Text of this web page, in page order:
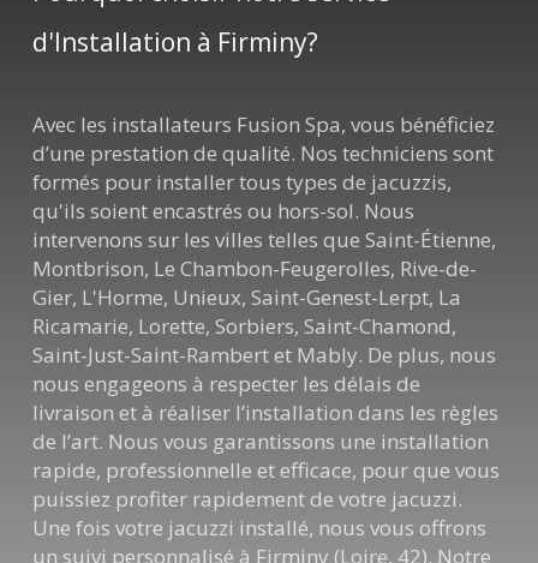
d'Installation à Firminy?
Avec les installateurs Fusion Spa, vous bénéficiez
d’une prestation de qualité. Nos techniciens sont
formés pour installer tous types de jacuzzis,
qu'ils soient encastrés ou hors-sol. Nous
intervenons sur les villes telles que Saint-Étienne,
Montbrison, Le Chambon-Feugerolles, Rive-de-
Gier, L'Horme, Unieux, Saint-Genest-Lerpt, La
Ricamarie, Lorette, Sorbiers, Saint-Chamond,
Saint-Just-Saint-Rambert et Mably. De plus, nous
nous engageons à respecter les délais de
livraison et à réaliser l’installation dans les règles
de l’art. Nous vous garantissons une installation
rapide, professionnelle et efficace, pour que vous
puissiez profiter rapidement de votre jacuzzi.
Une fois votre jacuzzi installé, nous vous offrons
un suivi personnalisé à Firminy (Loire, 42). Notre